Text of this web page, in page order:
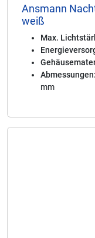
Ansmann
weiß
Max.
Abmessungen:
mm